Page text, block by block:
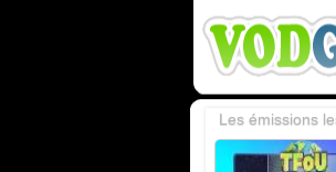
Les émissions